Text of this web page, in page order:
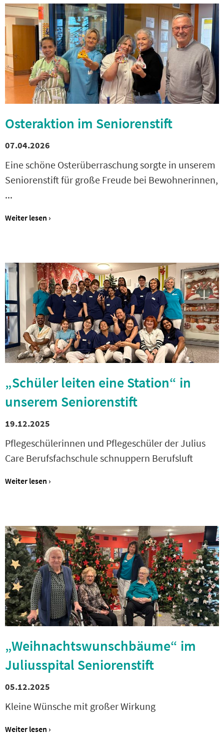
Osteraktion im Seniorenstift
07.04.2026
Eine schöne Osterüberraschung sorgte in unserem
Seniorenstift für große Freude bei Bewohnerinnen,
...
Weiter lesen ›
„Schüler leiten eine Station“ in
unserem Seniorenstift
19.12.2025
Pflegeschülerinnen und Pflegeschüler der Julius
Care Berufsfachschule schnuppern Berufsluft
Weiter lesen ›
„Weihnachtswunschbäume“ im
Juliusspital Seniorenstift
05.12.2025
Kleine Wünsche mit großer Wirkung
Weiter lesen ›